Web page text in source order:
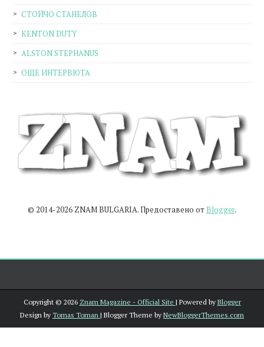
СТОЙЧО СТАНЕЛОВ
KENTON DUTY
ALSTON STEPHANUS
ОЩЕ ИНТЕРВЮТА
© 2014-2026 ZNAM BULGARIA. Предоставено от Blogger.
Copyright © 2026 Znam Magazine - Official Site | Powered by Blogger
Design by Tomas Toman | Blogger Theme by NewBloggerThemes.com